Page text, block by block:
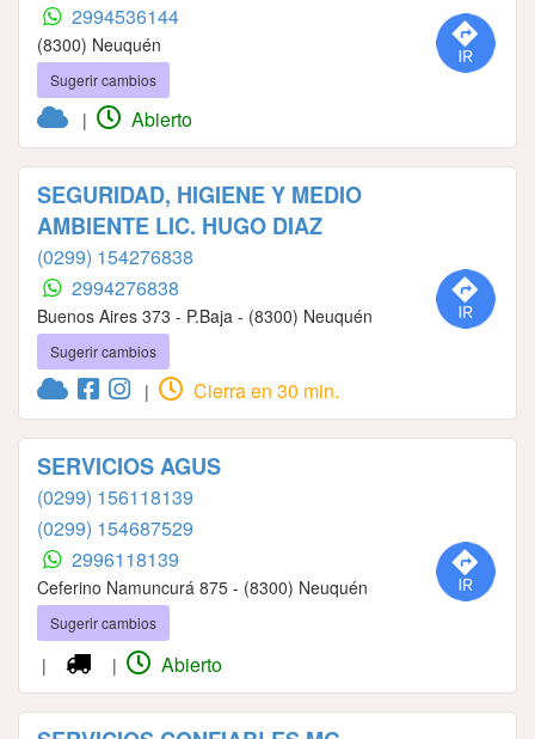
2994536144
(8300) Neuquén
Sugerir cambios
| Abierto
SEGURIDAD, HIGIENE Y MEDIO
AMBIENTE LIC. HUGO DIAZ
(0299) 154276838
2994276838
Buenos Aires 373 - P.Baja - (8300) Neuquén
Sugerir cambios
| Cierra en 30 min.
SERVICIOS AGUS
(0299) 156118139
(0299) 154687529
2996118139
Ceferino Namuncurá 875 - (8300) Neuquén
Sugerir cambios
| | Abierto